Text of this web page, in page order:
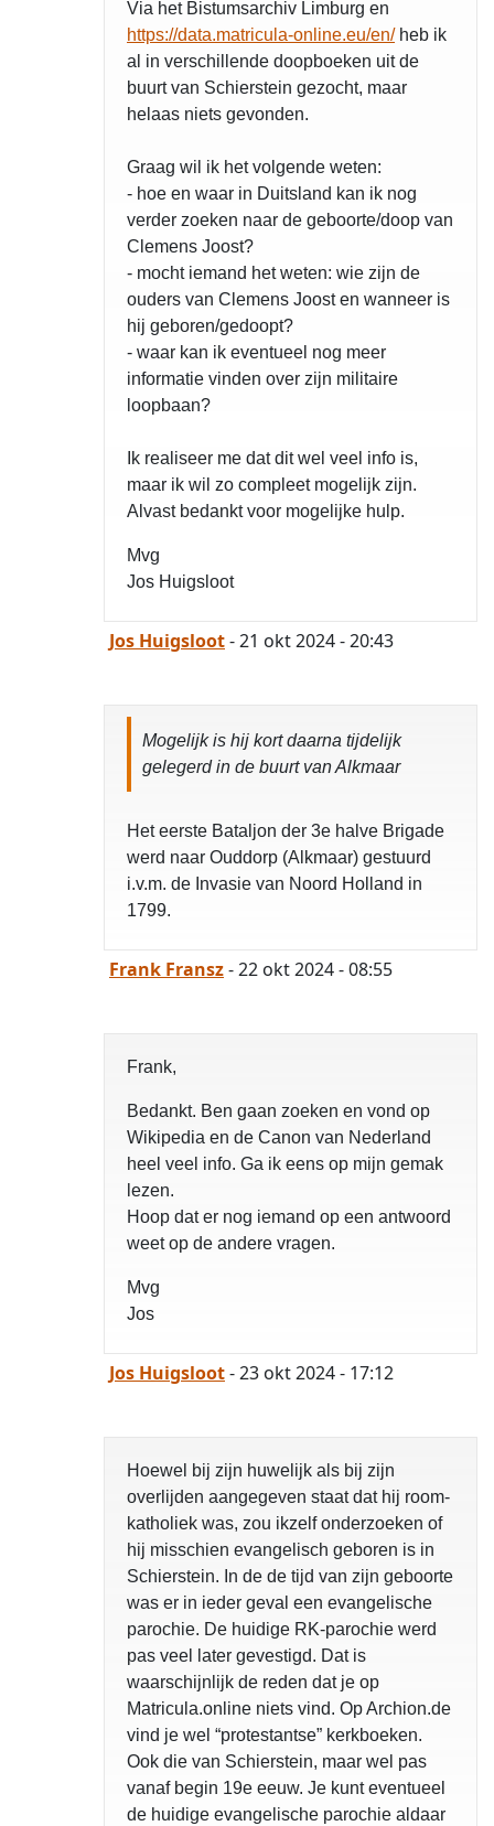
Via het Bistumsarchiv Limburg en
https://data.matricula-online.eu/en/heb ik
al in verschillende doopboeken uit de
buurt van Schierstein gezocht, maar
helaas niets gevonden.
Graag wil ik het volgende weten:
- hoe en waar in Duitsland kan ik nog
verder zoeken naar de geboorte/doop van
Clemens Joost?
- mocht iemand het weten: wie zijn de
ouders van Clemens Joost en wanneer is
hij geboren/gedoopt?
- waar kan ik eventueel nog meer
informatie vinden over zijn militaire
loopbaan?
Ik realiseer me dat dit wel veel info is,
maar ik wil zo compleet mogelijk zijn.
Alvast bedankt voor mogelijke hulp.
Mvg
Jos Huigsloot
Jos Huigsloot- 21 okt 2024 - 20:43
Mogelijk is hij kort daarna tijdelijk
gelegerd in de buurt van Alkmaar
Het eerste Bataljon der 3e halve Brigade
werd naar Ouddorp (Alkmaar) gestuurd
i.v.m. de Invasie van Noord Holland in
1799.
Frank Fransz- 22 okt 2024 - 08:55
Frank,
Bedankt. Ben gaan zoeken en vond op
Wikipedia en de Canon van Nederland
heel veel info. Ga ik eens op mijn gemak
lezen.
Hoop dat er nog iemand op een antwoord
weet op de andere vragen.
Mvg
Jos
Jos Huigsloot- 23 okt 2024 - 17:12
Hoewel bij zijn huwelijk als bij zijn
overlijden aangegeven staat dat hij room-
katholiek was, zou ikzelf onderzoeken of
hij misschien evangelisch geboren is in
Schierstein. In de de tijd van zijn geboorte
was er in ieder geval een evangelische
parochie. De huidige RK-parochie werd
pas veel later gevestigd. Dat is
waarschijnlijk de reden dat je op
Matricula.online niets vind. Op Archion.de
vind je wel “protestantse” kerkboeken.
Ook die van Schierstein, maar wel pas
vanaf begin 19e eeuw. Je kunt eventueel
de huidige evangelische parochie aldaar
opgelost